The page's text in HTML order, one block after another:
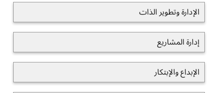
الإدارة وتطوير الذات
إدارة المشاريع
الإبداع والإبتكار